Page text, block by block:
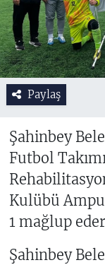
Paylaş
Şahinbey
Futbol
Kulübü
1 mağlup
Şahinbey